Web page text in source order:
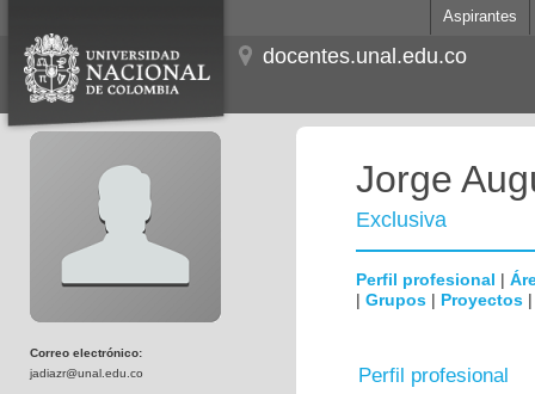
Aspirantes
docentes.unal.edu.co
Correo electrónico:
jadiazr@unal.edu.co
Jorge
Exclusiva
Perfil profesional |
| Grupos | Proyectos
Perfil profesional